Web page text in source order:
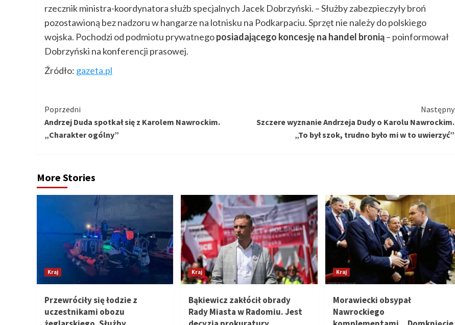
rzecznik ministra-koordynatora służb specjalnych Jacek Dobrzyński. – Służby zabezpieczyły broń
pozostawioną bez nadzoru w hangarze na lotnisku na Podkarpaciu. Sprzęt nie należy do polskiego
wojska. Pochodzi od podmiotu prywatnegoposiadającego koncesję na handel bronią– poinformował
Dobrzyński na konferencji prasowej.
Źródło: gazeta.pl
Kontynuuj
czytanie
Poprzedni
Andrzej Duda spotkał się z Karolem Nawrockim.
„Charakter ogólny”
Następny
Szczere wyznanie Andrzeja Dudy o Karolu Nawrockim.
„To był szok, trudno było mi w to uwierzyć”
More Stories
Kraj
Przewróciły się łodzie z
uczestnikami obozu
Kraj
Bąkiewicz zakłócił obrady
Rady Miasta w Radomiu. Jest
Kraj
Morawiecki obsypał
Nawrockiego